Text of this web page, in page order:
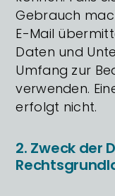
Gebrauch
E-Mail
Daten und
Umfang zur
verwenden.
erfolgt nicht.
2. Zweck der